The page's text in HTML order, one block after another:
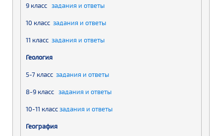
9 класс задания и ответы
10 класс задания и ответы
11 класс задания и ответы
Геология
5-7 класс задания и ответы
8-9 класс задания и ответы
10-11 классзадания и ответы
География